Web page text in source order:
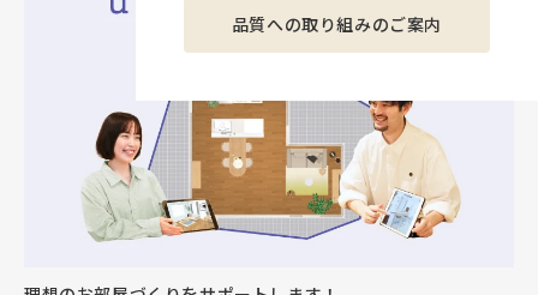
品質への取り組みのご案内